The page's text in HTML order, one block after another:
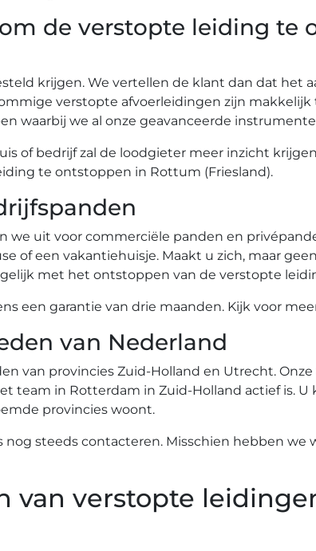
de verstopte leiding te
krijgen. We vertellen de klant dan dat het
verstopte afvoerleidingen zijn
waarbij we al onze geavanceerde
of bedrijf zal de loodgieter meer inzicht
te ontstoppen in Rottum (Friesland).
uit voor commerciële panden en
of een vakantiehuisje. Maakt u zich, maar
met het ontstoppen van de verstopte
een garantie van drie maanden. Kijk voor
van Nederland
van provincies Zuid-Holland en Utrecht.
team in Rotterdam in Zuid-Holland actief is.
provincies woont.
steeds contacteren. Misschien hebben we
van verstopte